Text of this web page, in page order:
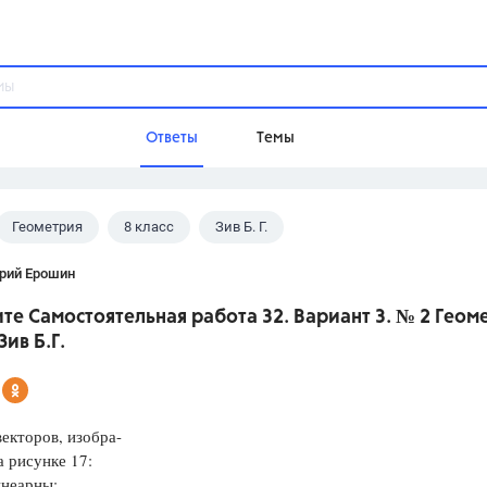
Ответы Темы
Домашнее задание
Геометрия 8 класс Зив Б. Г.
Ерошин
Самостоятельная работа 32. Вариант 3. № 2
Б.Г.
изобра-
рисунке 17: